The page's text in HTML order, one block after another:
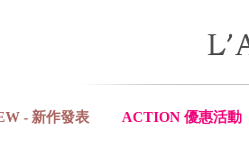
- 新作發表 ACTION 優惠活動